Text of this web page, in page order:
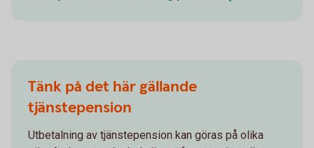
Tänk på det här gällande
tjänstepension
Utbetalning av tjänstepension kan göras på olika